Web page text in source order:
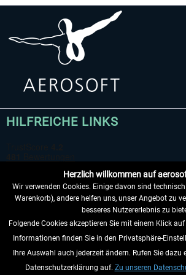
HILFREICHE LINKS
VERTRAG WIDERRUFEN
INFORMATIONEN
Herzlich willkommen auf
Wir verwenden Cookies. Einige davon sind
Warenkorb), andere helfen uns, unser Angebot zu
besseres Nutzererlebnis zu
Folgende Cookies akzeptieren Sie mit einem Klick
Informationen finden Sie in den Privatsphäre-
Ihre Auswahl auch jederzeit ändern. Rufen Sie dazu
Datenschutzerklärung auf. Zu unseren